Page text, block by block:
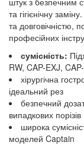
та гігієнічну
та довговічністю,
професійних
сумісність:
RW, CAP-EXJ,
хірургічна
ідеальний рез
безпечний
випадкових порізів
широка
моделей Captain